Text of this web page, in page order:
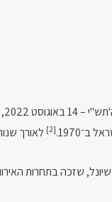
[2] לאורך שנות ה־70 זכה להצלחה
אירוויזיון שבע פעמים, יותר מכל אמן אחר, אך